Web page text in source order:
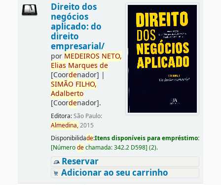
Direito dos
negócios
aplicado: do
direito
empresarial/
por MEDEIROS NETO,
Elias Marques de
[Coordenador] |
SIMÃO FILHO,
Adalberto
[Coordenador].
Editora:São Paulo:
Almedina,2015
Disponibilidade:Itens disponíveis para empréstimo:
[Númerodechamada:342.2 D598] (2).
Reservar
Adicionar ao seu carrinho